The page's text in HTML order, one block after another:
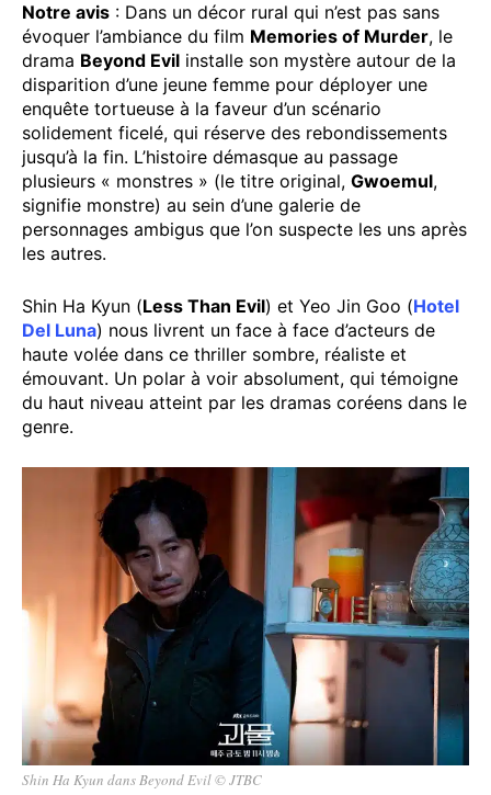
Notre avis : Dans un décor rural qui n’est pas sans
évoquer l’ambiance du film Memories of Murder, le
drama Beyond Evil installe son mystère autour de la
disparition d’une jeune femme pour déployer une
enquête tortueuse à la faveur d’un scénario
solidement ficelé, qui réserve des rebondissements
jusqu’à la fin. L’histoire démasque au passage
plusieurs « monstres » (le titre original, Gwoemul,
signifie monstre) au sein d’une galerie de
personnages ambigus que l’on suspecte les uns après
les autres.
Shin Ha Kyun (Less Than Evil) et Yeo Jin Goo (Hotel
Del Luna) nous livrent un face à face d’acteurs de
haute volée dans ce thriller sombre, réaliste et
émouvant. Un polar à voir absolument, qui témoigne
du haut niveau atteint par les dramas coréens dans le
genre.
Shin Ha Kyun dans Beyond Evil © JTBC